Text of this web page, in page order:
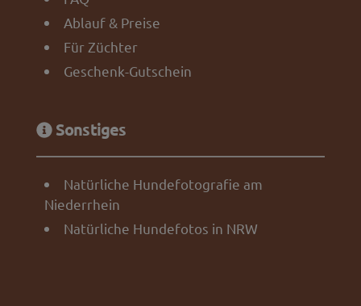
Ablauf & Preise
Für Züchter
Geschenk-Gutschein
Sonstiges
Natürliche Hundefotografie am
Niederrhein
Natürliche Hundefotos in NRW